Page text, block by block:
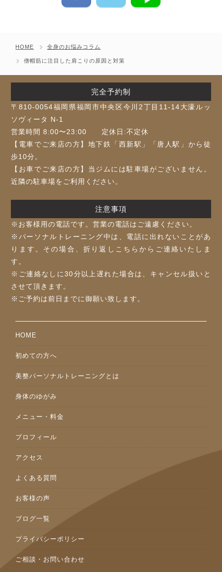
HOME 全身のお悩みコラム
僧帽筋に注目した肩こりの原因と対策
完全予約制
〒810-0054福岡県福岡市中央区今川2丁目11-14大濠ルッ
ソヴィータ N-1
営業時間 8:00〜23:00 定休日:不定休
【電車でご来店の方】地下鉄「⻄新駅」「唐人駅」から徒
歩10分。
【お車でご来店の方】当ジムには駐車場がございません。
近隣の駐車場をご利用ください。
注意事項
※お客様⽤の電話です。営業の電話はご遠慮ください。
※パーソナルトレーニング中は、電話に出れないことがあ
ります。その場合、折り返しこちらからご連絡いたしま
す。
※ご連絡なしに30分以上遅れた場合は、キャンセル扱いと
させて頂きます。
※ご予約は前⽇までに御願い致します。
HOME
初めての方へ
美整パーソナルトレーニングとは
身体のゆがみ
メニュー・料金
プロフィール
アクセス
よくある質問
お客様の声
ブログ一覧
プライバシーポリシー
ご相談・お問い合わせ